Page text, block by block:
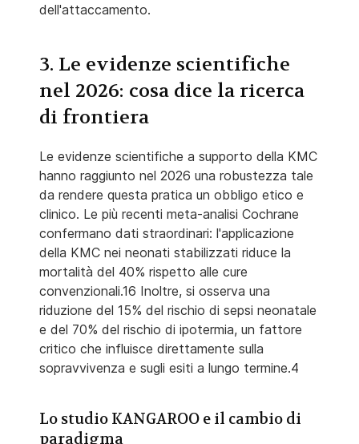
dell'attaccamento.
3. Le evidenze scientifiche
nel 2026: cosa dice la ricerca
di frontiera
Le evidenze scientifiche a supporto della KMC
hanno raggiunto nel 2026 una robustezza tale
da rendere questa pratica un obbligo etico e
clinico. Le più recenti meta-analisi Cochrane
confermano dati straordinari: l'applicazione
della KMC nei neonati stabilizzati riduce la
mortalità del 40% rispetto alle cure
convenzionali.16 Inoltre, si osserva una
riduzione del 15% del rischio di sepsi neonatale
e del 70% del rischio di ipotermia, un fattore
critico che influisce direttamente sulla
sopravvivenza e sugli esiti a lungo termine.4
Lo studio KANGAROO e il cambio di
paradigma